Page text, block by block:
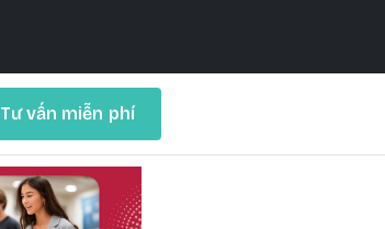
Tư vấn miễn phí